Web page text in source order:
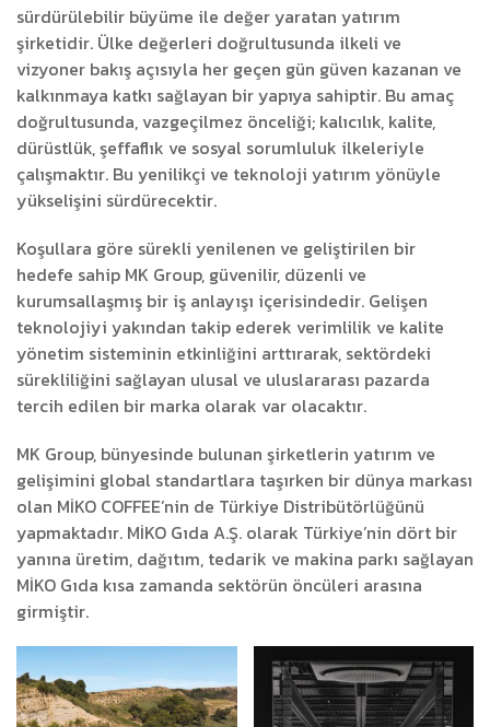
sürdürülebilir büyüme ile değer yaratan yatırım
şirketidir. Ülke değerleri doğrultusunda ilkeli ve
vizyoner bakış açısıyla her geçen gün güven kazanan ve
kalkınmaya katkı sağlayan bir yapıya sahiptir. Bu amaç
doğrultusunda, vazgeçilmez önceliği; kalıcılık, kalite,
dürüstlük, şeffaflık ve sosyal sorumluluk ilkeleriyle
çalışmaktır. Bu yenilikçi ve teknoloji yatırım yönüyle
yükselişini sürdürecektir.
Koşullara göre sürekli yenilenen ve geliştirilen bir
hedefe sahip MK Group, güvenilir, düzenli ve
kurumsallaşmış bir iş anlayışı içerisindedir. Gelişen
teknolojiyi yakından takip ederek verimlilik ve kalite
yönetim sisteminin etkinliğini arttırarak, sektördeki
sürekliliğini sağlayan ulusal ve uluslararası pazarda
tercih edilen bir marka olarak var olacaktır.
MK Group, bünyesinde bulunan şirketlerin yatırım ve
gelişimini global standartlara taşırken bir dünya markası
olan MİKO COFFEE’nin de Türkiye Distribütörlüğünü
yapmaktadır. MİKO Gıda A.Ş. olarak Türkiye’nin dört bir
yanına üretim, dağıtım, tedarik ve makina parkı sağlayan
MİKO Gıda kısa zamanda sektörün öncüleri arasına
girmiştir.